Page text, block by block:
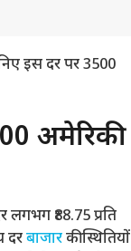
इस दर पर 3500
अमेरिकी
₹88.75 प्रति
दरबाजारकी स्थितियों